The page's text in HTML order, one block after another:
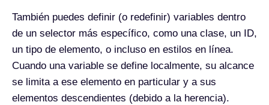
También puedes definir (o redefinir) variables dentro
de un selector más específico, como una clase, un ID,
un tipo de elemento, o incluso en estilos en línea.
Cuando una variable se define localmente, su alcance
se limita a ese elemento en particular y a sus
elementos descendientes (debido a la herencia).